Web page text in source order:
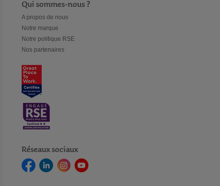
Qui sommes-nous ?
A propos de nous
Notre marque
Notre politique RSE
Nos partenaires
Réseaux sociaux